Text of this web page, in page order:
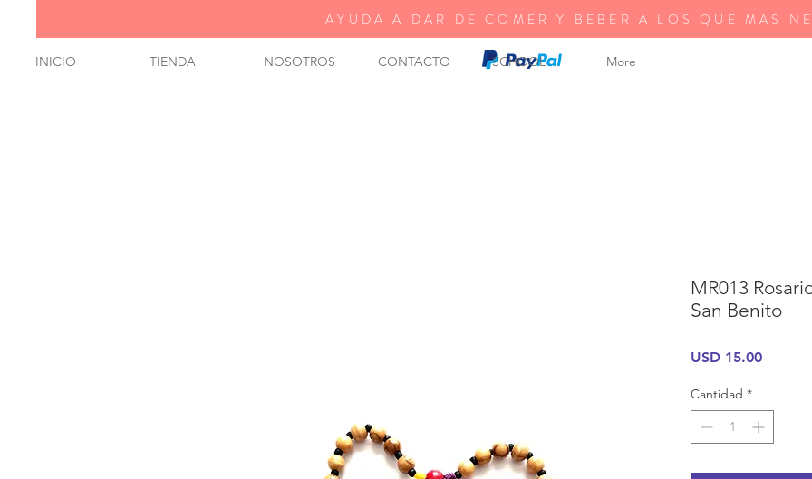
INICIO TIENDA NOSOTROS CONTACTO SCHOOL More
AYUDA A DAR DE COMER Y BEBER A LOS QUE MAS
MR013
San Benito
USD 15.00Precio
Cantidad *